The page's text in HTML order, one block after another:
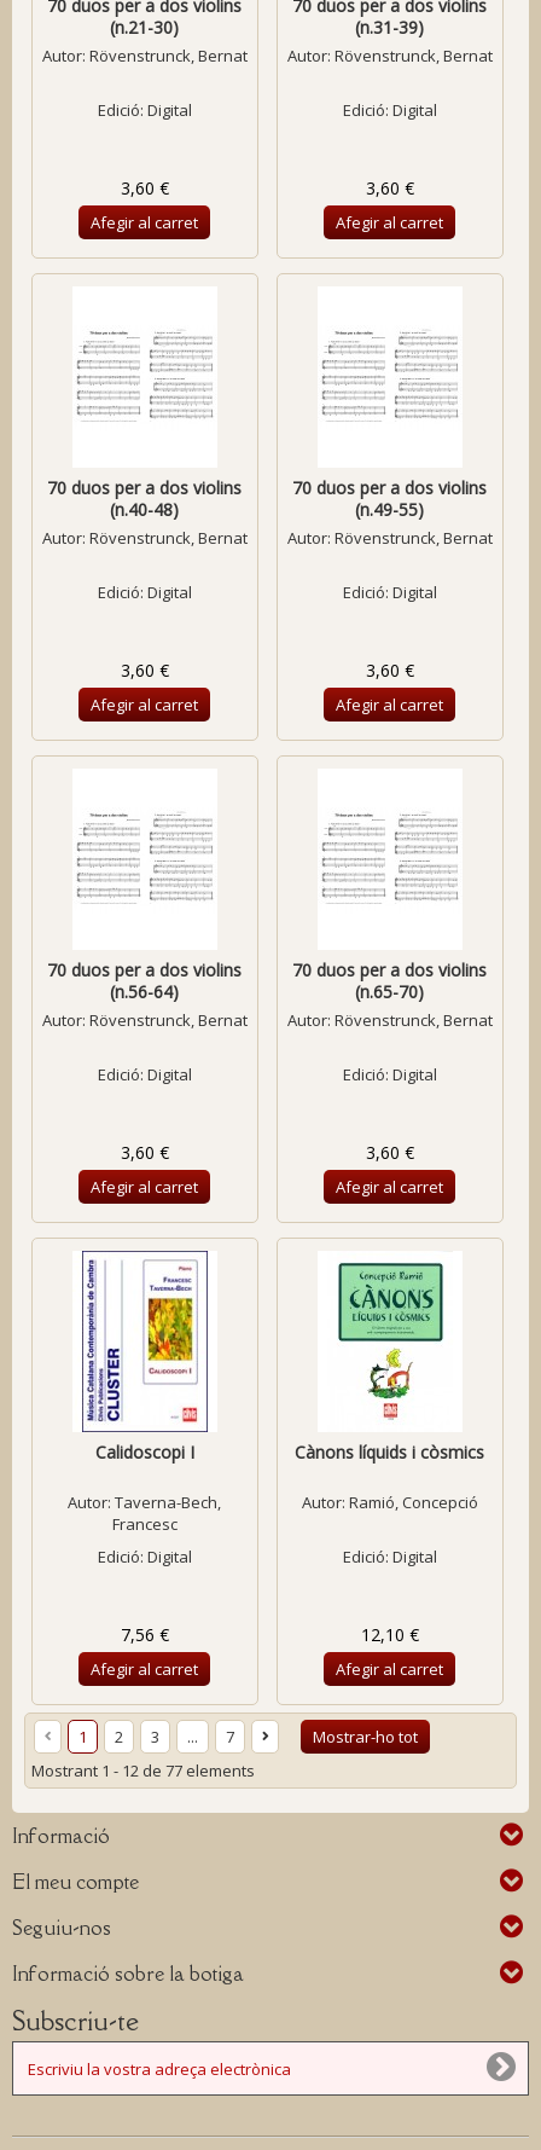
70 duos per a dos violins
(n.21-30)
Autor: Rövenstrunck, Bernat
Edició: Digital
3,60 €
Afegir al carret
70 duos per a dos violins
(n.31-39)
Autor: Rövenstrunck, Bernat
Edició: Digital
3,60 €
Afegir al carret
70 duos per a dos violins
(n.40-48)
Autor: Rövenstrunck, Bernat
Edició: Digital
3,60 €
Afegir al carret
70 duos per a dos violins
(n.49-55)
Autor: Rövenstrunck, Bernat
Edició: Digital
3,60 €
Afegir al carret
70 duos per a dos violins
(n.56-64)
Autor: Rövenstrunck, Bernat
Edició: Digital
3,60 €
Afegir al carret
70 duos per a dos violins
(n.65-70)
Autor: Rövenstrunck, Bernat
Edició: Digital
3,60 €
Afegir al carret
Calidoscopi I
Autor:Taverna-Bech,
Francesc
Edició: Digital
7,56 €
Afegir al carret
Cànons líquids i còsmics
Autor: Ramió, Concepció
Edició: Digital
12,10 €
Afegir al carret
Mostrar-ho tot
1 2 3 ...
7
Mostrant 1 - 12 de 77 elements
Informació
El meu compte
Seguiu-nos
Informació sobre la botiga
Subscriu-te